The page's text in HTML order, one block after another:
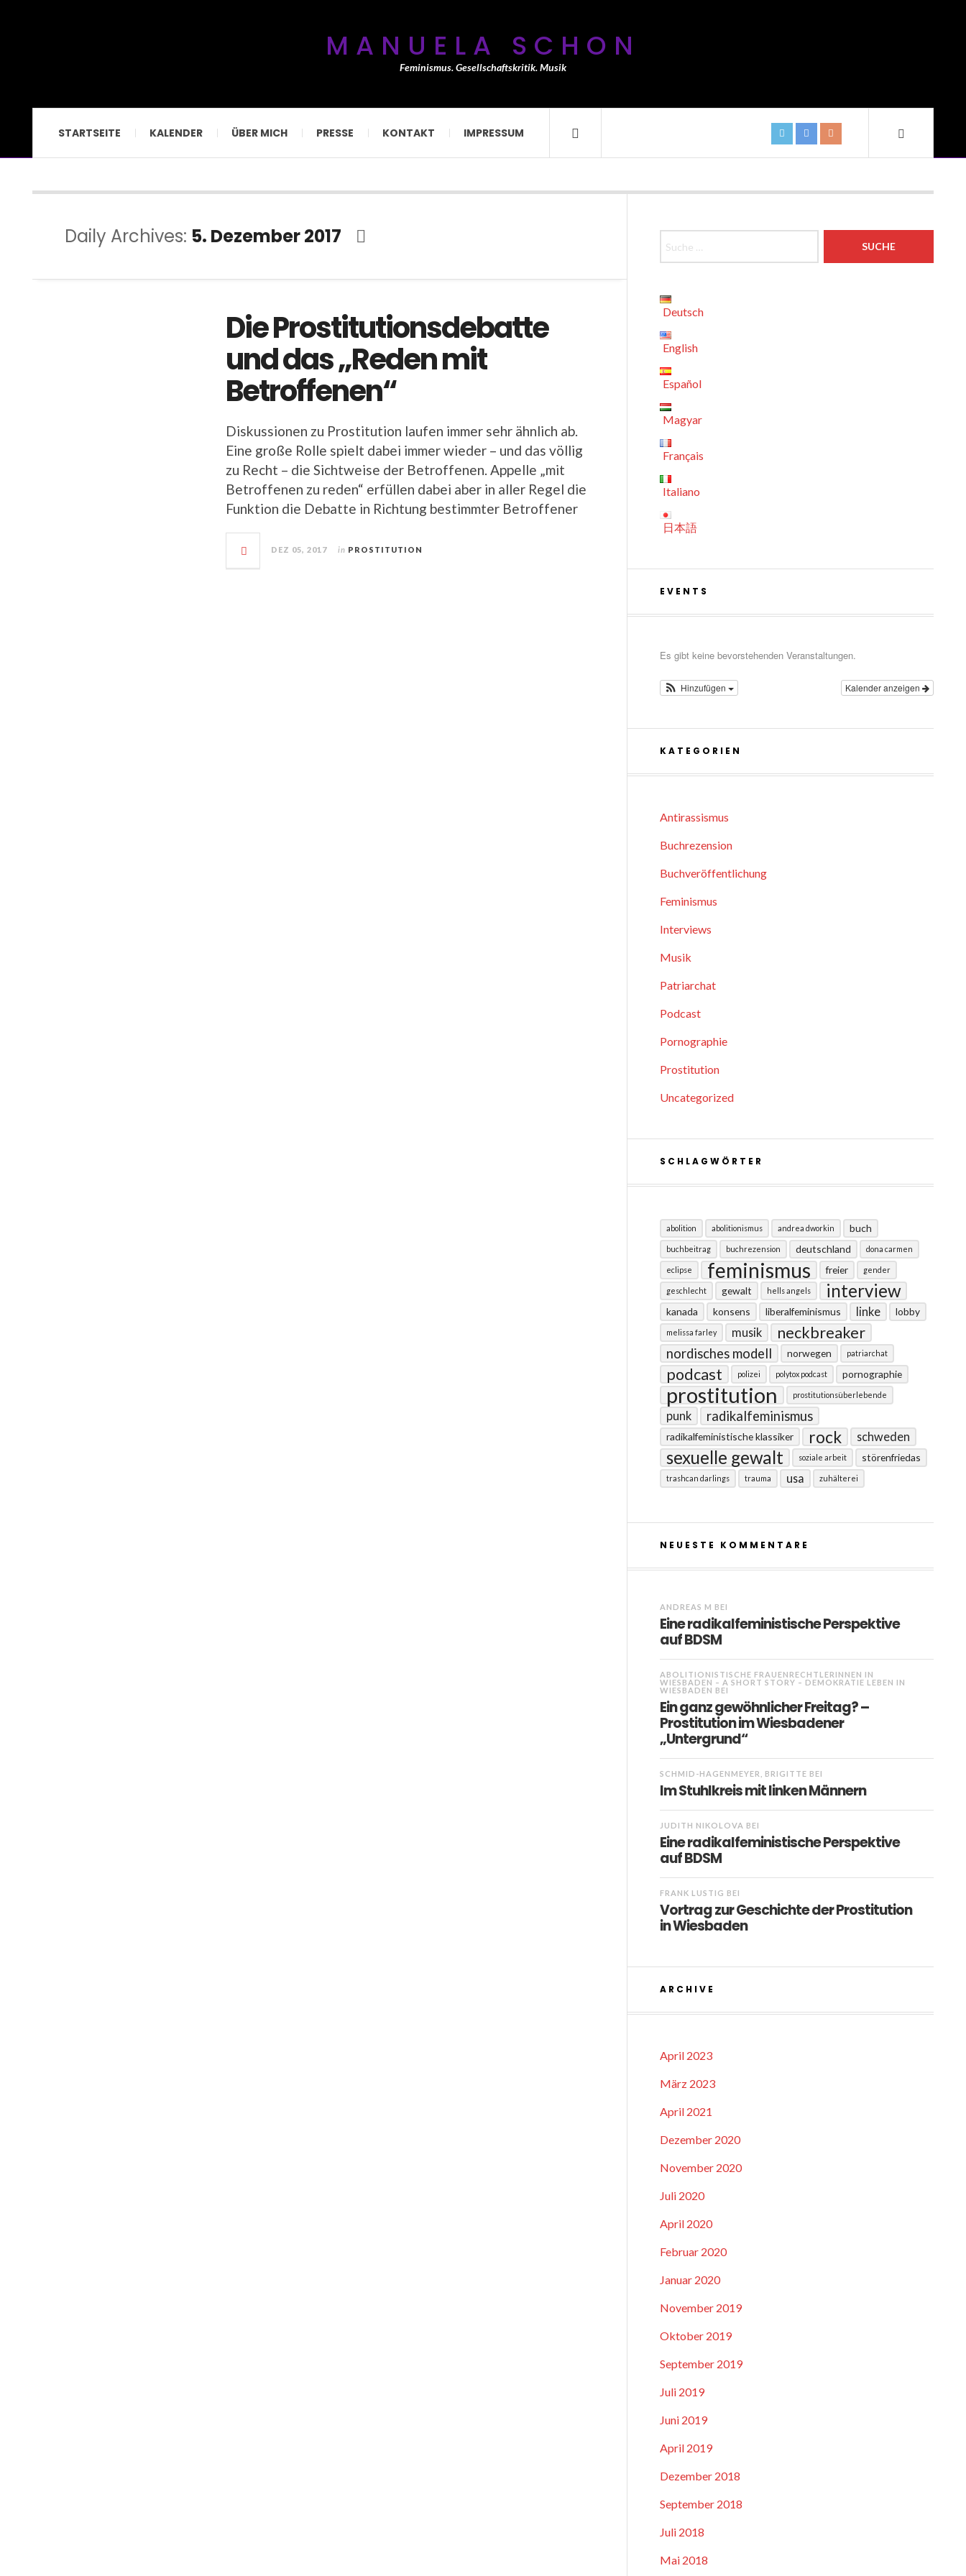
MANUELA SCHON
Feminismus. Gesellschaftskritik. Musik
STARTSEITE KALENDER ÜBER MICH PRESSE KONTAKT IMPRESSUM
Daily Archives: 5. Dezember 2017
Die Prostitutionsdebatte
und das „Reden mit
Betroffenen“
Diskussionen zu Prostitution laufen immer sehr ähnlich ab.
Eine große Rolle spielt dabei immer wieder – und das völlig
zu Recht – die Sichtweise der Betroffenen. Appelle „mit
Betroffenen zu reden“ erfüllen dabei aber in aller Regel die
Funktion die Debatte in Richtung bestimmter Betroffener
DEZ 05, 2017 in PROSTITUTION
nach:
Deutsch
English
Español
Magyar
Français
Italiano
日本語
EVENTS
Es gibt keine bevorstehenden Veranstaltungen.
Kalender anzeigen
Hinzufügen
KATEGORIEN
Antirassismus
Buchrezension
Buchveröffentlichung
Feminismus
Interviews
Musik
Patriarchat
Podcast
Pornographie
Prostitution
Uncategorized
SCHLAGWÖRTER
abolition abolitionismus andrea dworkin buch
buchbeitrag buchrezension deutschland dona carmen
eclipse feminismus freier gender
geschlecht gewalt hells angels interview
kanada konsens liberalfeminismus linke lobby
melissa farley musik neckbreaker
nordisches modell norwegen patriarchat
podcast polizei polytox podcast pornographie
prostitution prostitutionsüberlebende
punk radikalfeminismus
radikalfeministische klassiker rock schweden
sexuelle gewalt soziale arbeit störenfriedas
trashcan darlings trauma usa zuhälterei
NEUESTE KOMMENTARE
ANDREAS M BEI
Eine radikalfeministische Perspektive
auf BDSM
ABOLITIONISTISCHE FRAUENRECHTLERINNEN IN
WIESBADEN – A SHORT STORY – DEMOKRATIE LEBEN IN
WIESBADEN BEI
Ein ganz gewöhnlicher Freitag? –
Prostitution im Wiesbadener
„Untergrund“
SCHMID-HAGENMEYER, BRIGITTE BEI
Im Stuhlkreis mit linken Männern
JUDITH NIKOLOVA BEI
Eine radikalfeministische Perspektive
auf BDSM
FRANK LUSTIG BEI
Vortrag zur Geschichte der Prostitution
in Wiesbaden
ARCHIVE
April 2023
März 2023
April 2021
Dezember 2020
November 2020
Juli 2020
April 2020
Februar 2020
Januar 2020
November 2019
Oktober 2019
September 2019
Juli 2019
Juni 2019
April 2019
Dezember 2018
September 2018
Juli 2018
Mai 2018